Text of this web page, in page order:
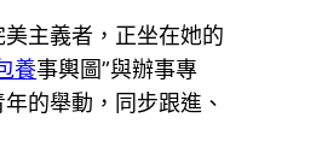
主義者，正坐在她的
養事輿圖”與辦事專
的舉動，同步跟進、